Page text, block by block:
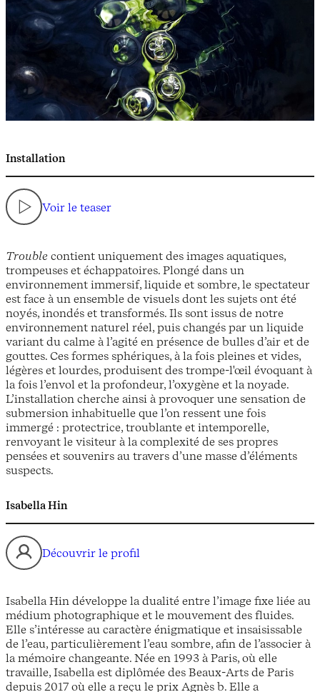
Installation
Voir le teaser
Trouble contient uniquement des images aquatiques,
trompeuses et échappatoires. Plongé dans un
environnement immersif, liquide et sombre, le spectateur
est face à un ensemble de visuels dont les sujets ont été
noyés, inondés et transformés. Ils sont issus de notre
environnement naturel réel, puis changés par un liquide
variant du calme à l’agité en présence de bulles d’air et de
gouttes. Ces formes sphériques, à la fois pleines et vides,
légères et lourdes, produisent des trompe-l'œil évoquant à
la fois l’envol et la profondeur, l’oxygène et la noyade.
L’installation cherche ainsi à provoquer une sensation de
submersion inhabituelle que l’on ressent une fois
immergé : protectrice, troublante et intemporelle,
renvoyant le visiteur à la complexité de ses propres
pensées et souvenirs au travers d’une masse d’éléments
suspects.
Isabella Hin
Découvrir le profil
Isabella Hin développe la dualité entre l’image fixe liée au
médium photographique et le mouvement des fluides.
Elle s’intéresse au caractère énigmatique et insaisissable
de l’eau, particulièrement l’eau sombre, afin de l’associer à
la mémoire changeante. Née en 1993 à Paris, où elle
travaille, Isabella est diplômée des Beaux-Arts de Paris
depuis 2017 où elle a reçu le prix Agnès b. Elle a